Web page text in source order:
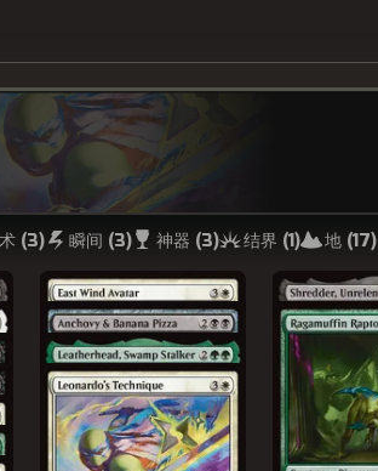
(3) 瞬间 (3) 神器 (3) 结界 (1) 地 (17)